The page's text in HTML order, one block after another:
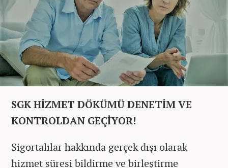
SGK HİZMET DÖKÜMÜ DENETİM VE
KONTROLDAN GEÇİYOR!
Sigortalılar hakkında gerçek dışı olarak
hizmet süresi bildirme ve birleştirme